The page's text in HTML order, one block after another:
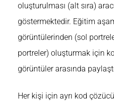
oluşturulması (alt sıra)
göstermektedir. Eğitim
görüntülerinden (sol
portreler) oluşturmak için
görüntüler arasında
Her kişi için ayrı kod